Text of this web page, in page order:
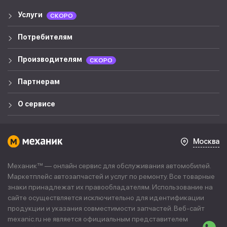
Услуги СКОРО
Потребителям
Производителям СКОРО
Партнерам
О сервисе
Москва
Механик™ — онлайн сервис для обслуживания автомобилей.
Маркетплейс автозапчастей и услуг по ремонту. Все товарные
знаки принадлежат их правообладателям. Использование на
сайте осуществляется исключительно для идентификации
продукции и указания совместимости запчастей. Веб-сайт
mexanic.ru не является официальным представителем